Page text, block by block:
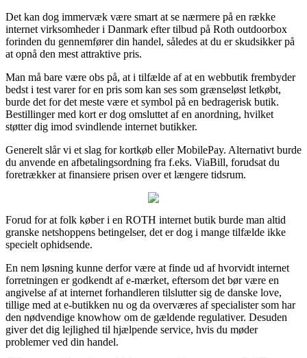
Det kan dog immervæk være smart at se nærmere på en række
internet virksomheder i Danmark efter tilbud på Roth outdoorbox
forinden du gennemfører din handel, således at du er skudsikker på
at opnå den mest attraktive pris.
Man må bare være obs på, at i tilfælde af at en webbutik frembyder
bedst i test varer for en pris som kan ses som grænseløst letkøbt,
burde det for det meste være et symbol på en bedragerisk butik.
Bestillinger med kort er dog omsluttet af en anordning, hvilket
støtter dig imod svindlende internet butikker.
Generelt slår vi et slag for kortkøb eller MobilePay. Alternativt burde
du anvende en afbetalingsordning fra f.eks. ViaBill, forudsat du
foretrækker at finansiere prisen over et længere tidsrum.
Forud for at folk køber i en ROTH internet butik burde man altid
granske netshoppens betingelser, det er dog i mange tilfælde ikke
specielt ophidsende.
En nem løsning kunne derfor være at finde ud af hvorvidt internet
forretningen er godkendt af e-mærket, eftersom det bør være en
angivelse af at internet forhandleren tilslutter sig de danske love,
tillige med at e-butikken nu og da overværes af specialister som har
den nødvendige knowhow om de gældende regulativer. Desuden
giver det dig lejlighed til hjælpende service, hvis du møder
problemer ved din handel.